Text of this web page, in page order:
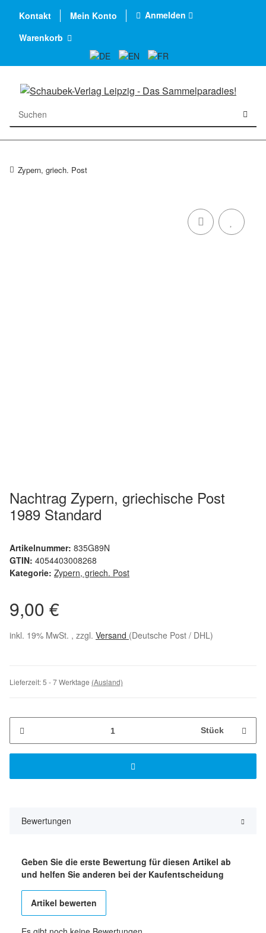
Kontakt Mein Konto
Anmelden
Warenkorb
Zypern, griech. Post
Nachtrag Zypern, griechische Post
1989 Standard
Artikelnummer: 835G89N
GTIN: 4054403008268
Kategorie: Zypern, griech. Post
9,00 €
inkl. 19% MwSt. , zzgl. Versand (Deutsche Post / DHL)
Lieferzeit:5 - 7 Werktage (Ausland)
Stück
Bewertungen
Geben Sie die erste Bewertung für diesen Artikel ab
und helfen Sie anderen bei der Kaufentscheidung
Artikel bewerten